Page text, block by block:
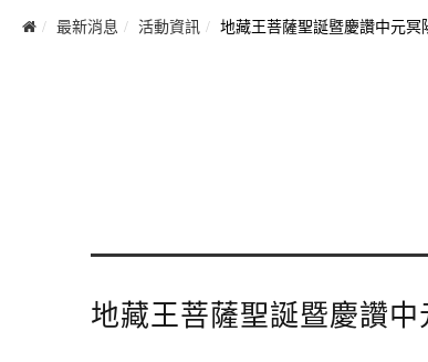
最新消息 活動資訊 地藏王菩薩聖誕暨慶讚中元冥
地藏王菩薩聖誕暨慶讚中